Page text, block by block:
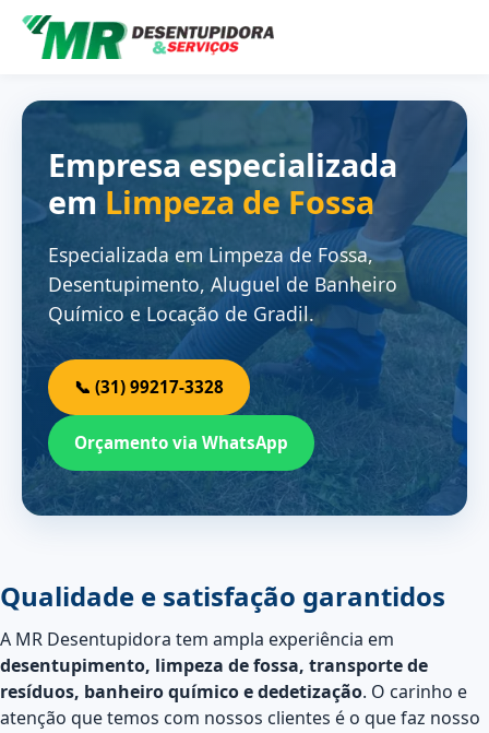
Empresa especializada
em Limpeza de Fossa
Especializada em Limpeza de Fossa,
Desentupimento, Aluguel de Banheiro
Químico e Locação de Gradil.
📞 (31) 99217-3328
Orçamento via WhatsApp
Qualidade e satisfação garantidos
A MR Desentupidora tem ampla experiência em
desentupimento, limpeza de fossa, transporte de
resíduos, banheiro químico e dedetização. O carinho e
atenção que temos com nossos clientes é o que faz nosso